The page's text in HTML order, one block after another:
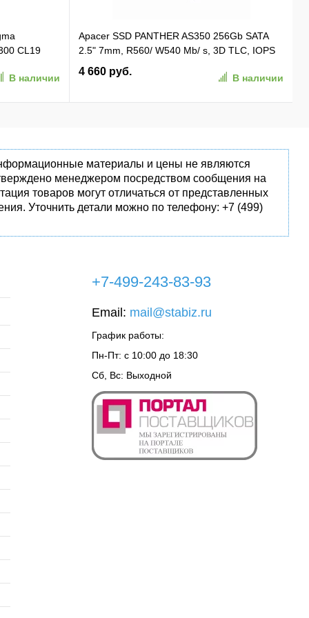
CL19
В наличии
Apacer SSD PANTHER AS350 256Gb SATA
2.5" 7mm, R560/ W540 Mb/ s, 3D TLC, IOPS
81K/ 74K, MTBF 1,5M, 180TBW,
(AP256GAS350-1)
4 660 руб.
В наличии
материалы и цены не являются
менеджером посредством сообщения на
товаров могут отличаться от представленных
Уточнить детали можно по телефону: +7 (499)
+7-499-243-83-93
Email: mail@stabiz.ru
График работы:
Пн-Пт: с 10:00 до 18:30
Сб, Вс: Выходной